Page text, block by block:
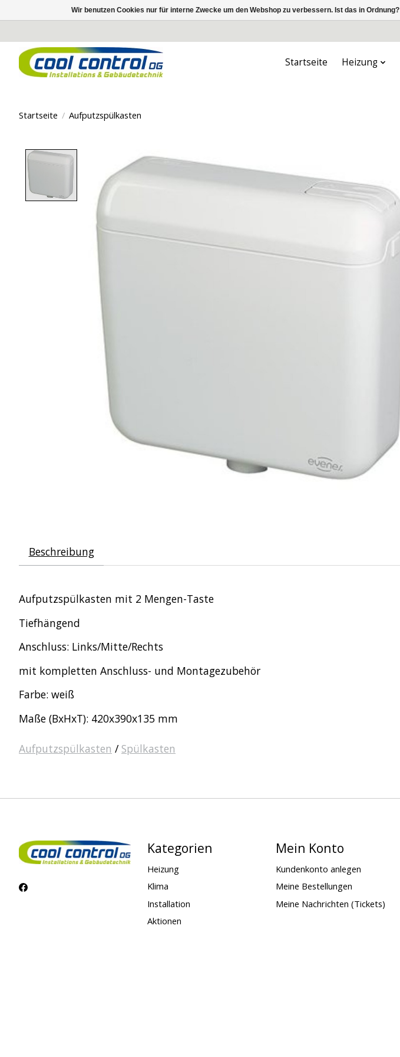
Startseite Heizung
Startseite / Aufputzspülkasten
Product image slideshow Items
Beschreibung
Aufputzspülkasten mit 2 Mengen-Taste
Tiefhängend
Anschluss: Links/Mitte/Rechts
mit kompletten Anschluss- und Montagezubehör
Farbe: weiß
Maße (BxHxT): 420x390x135 mm
Aufputzspülkasten /Spülkasten
Kategorien
Heizung
Klima
Installation
Aktionen
Mein Konto
Kundenkonto anlegen
Meine Bestellungen
Meine Nachrichten (Tickets)
Wir benutzen Cookies nur für interne Zwecke um den Webshop zu verbessern. Ist das in Ordnung?